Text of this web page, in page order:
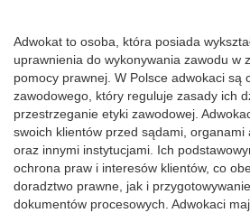
Adwokat to osoba, która posiada
uprawnienia do wykonywania zawodu w
pomocy prawnej. W Polsce adwokaci są
zawodowego, który reguluje zasady ich
przestrzeganie etyki zawodowej.
swoich klientów przed sądami, organami
oraz innymi instytucjami. Ich
ochrona praw i interesów klientów, co
doradztwo prawne, jak i
dokumentów procesowych. Adwokaci